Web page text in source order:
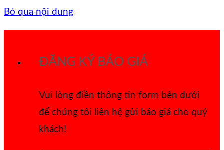
Bỏ qua nội dung
ĐĂNG KÝ BÁO GIÁ
Vui lòng điền thông tin form bên dưới
để chúng tôi liên hệ gửi báo giá cho quý
khách!